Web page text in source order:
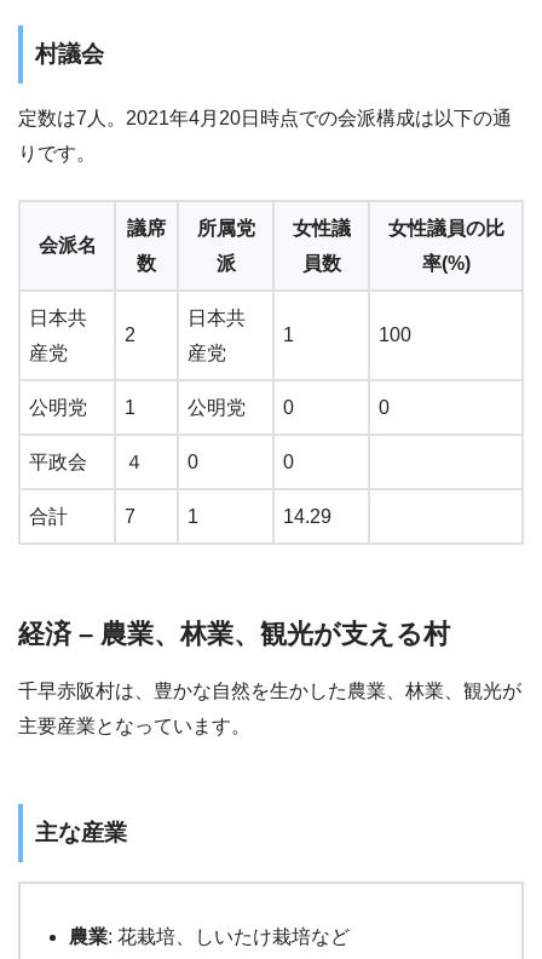
村議会
定数は7人。2021年4月20日時点での会派構成は以下の通
りです。
会派名
議席
数
所属党
派
女性議
員数
女性議員の比
率(%)
日本共
産党
2
日本共
産党
1 100
公明党 1 公明党 0 0
平政会 ４ 0 0
合計 7 1 14.29
経済 – 農業、林業、観光が支える村
千早赤阪村は、豊かな自然を生かした農業、林業、観光が
主要産業となっています。
主な産業
農業: 花栽培、しいたけ栽培など